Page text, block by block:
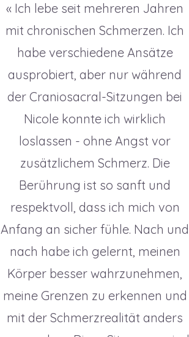
« Ich lebe seit mehreren Jahren
mit chronischen Schmerzen. Ich
habe verschiedene Ansätze
ausprobiert, aber nur während
der Craniosacral-Sitzungen bei
Nicole konnte ich wirklich
loslassen - ohne Angst vor
zusätzlichem Schmerz. Die
Berührung ist so sanft und
respektvoll, dass ich mich von
Anfang an sicher fühle. Nach und
nach habe ich gelernt, meinen
Körper besser wahrzunehmen,
meine Grenzen zu erkennen und
mit der Schmerzrealität anders